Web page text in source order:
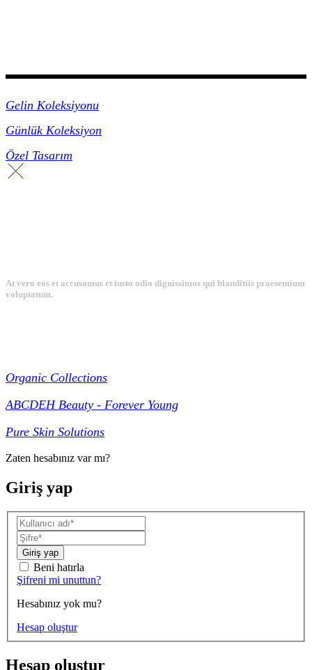
Gelin Koleksiyonu
Günlük Koleksiyon
Özel Tasarım
At vero eos et accusamus et iusto odio dignissimos qui blanditiis praesentium
voluptatum.
Organic Collections
ABCDEH Beauty - Forever Young
Pure Skin Solutions
Zaten hesabınız var mı?
Giriş yap
Giriş yap
Beni hatırla
Şifreni mi unuttun?
Hesabınız yok mu?
Hesap oluştur
Hesap oluştur